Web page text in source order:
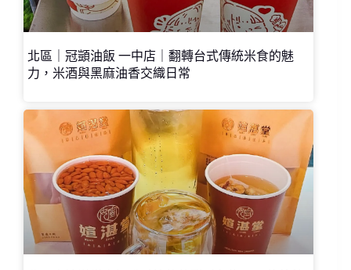
北區｜冠顗油飯 一中店｜翻轉台式傳統米食的魅
力，米酒與黑麻油香交織日常